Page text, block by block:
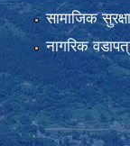
सामाजिक सुरक्षा
नागरिक